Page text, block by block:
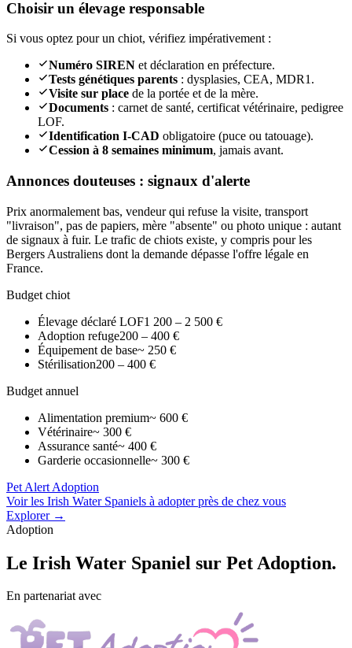
Choisir un élevage responsable
Si vous optez pour un chiot, vérifiez impérativement :
Numéro SIREN et déclaration en préfecture.
Tests génétiques parents : dysplasies, CEA, MDR1.
Visite sur place de la portée et de la mère.
Documents : carnet de santé, certificat vétérinaire, pedigree
LOF.
Identification I-CAD obligatoire (puce ou tatouage).
Cession à 8 semaines minimum, jamais avant.
Annonces douteuses : signaux d'alerte
Prix anormalement bas, vendeur qui refuse la visite, transport
"livraison", pas de papiers, mère "absente" ou photo unique : autant
de signaux à fuir. Le trafic de chiots existe, y compris pour les
Bergers Australiens dont la demande dépasse l'offre légale en
France.
Budget chiot
Élevage déclaré LOF1 200 – 2 500 €
Adoption refuge200 – 400 €
Équipement de base~ 250 €
Stérilisation200 – 400 €
Budget annuel
Alimentation premium~ 600 €
Vétérinaire~ 300 €
Assurance santé~ 400 €
Garderie occasionnelle~ 300 €
Pet Alert Adoption
Voir les Irish Water Spaniels à adopter près de chez vous
Explorer →
Adoption
Le Irish Water Spaniel sur Pet Adoption.
En partenariat avec